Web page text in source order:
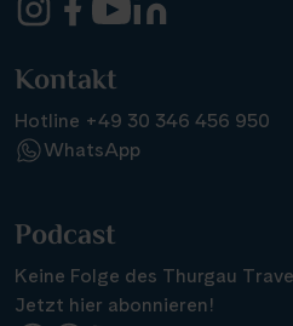
Kontakt
Hotline +49 30 346 456 950
WhatsApp
Podcast
Keine Folge des Thurgau
Jetzt hier abonnieren!